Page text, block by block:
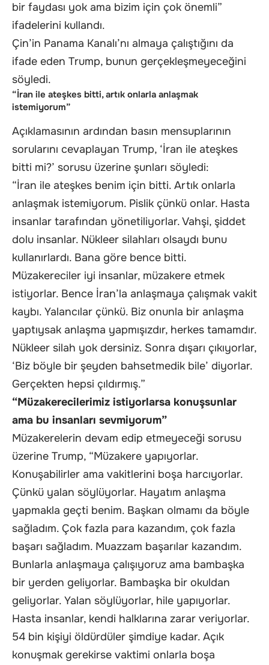
bir faydası yok ama bizim için çok önemli”
ifadelerini kullandı.
Çin’in Panama Kanalı’nı almaya çalıştığını da
ifade eden Trump, bunun gerçekleşmeyeceğini
söyledi.
“İran ile ateşkes bitti, artık onlarla anlaşmak
istemiyorum”
Açıklamasının ardından basın mensuplarının
sorularını cevaplayan Trump, ‘İran ile ateşkes
bitti mi?’ sorusu üzerine şunları söyledi:
“İran ile ateşkes benim için bitti. Artık onlarla
anlaşmak istemiyorum. Pislik çünkü onlar. Hasta
insanlar tarafından yönetiliyorlar. Vahşi, şiddet
dolu insanlar. Nükleer silahları olsaydı bunu
kullanırlardı. Bana göre bence bitti.
Müzakereciler iyi insanlar, müzakere etmek
istiyorlar. Bence İran’la anlaşmaya çalışmak vakit
kaybı. Yalancılar çünkü. Biz onunla bir anlaşma
yaptıysak anlaşma yapmışızdır, herkes tamamdır.
Nükleer silah yok dersiniz. Sonra dışarı çıkıyorlar,
‘Biz böyle bir şeyden bahsetmedik bile’ diyorlar.
Gerçekten hepsi çıldırmış.”
“Müzakerecilerimiz istiyorlarsa konuşsunlar
ama bu insanları sevmiyorum”
Müzakerelerin devam edip etmeyeceği sorusu
üzerine Trump, “Müzakere yapıyorlar.
Konuşabilirler ama vakitlerini boşa harcıyorlar.
Çünkü yalan söylüyorlar. Hayatım anlaşma
yapmakla geçti benim. Başkan olmamı da böyle
sağladım. Çok fazla para kazandım, çok fazla
başarı sağladım. Muazzam başarılar kazandım.
Bunlarla anlaşmaya çalışıyoruz ama bambaşka
bir yerden geliyorlar. Bambaşka bir okuldan
geliyorlar. Yalan söylüyorlar, hile yapıyorlar.
Hasta insanlar, kendi halklarına zarar veriyorlar.
54 bin kişiyi öldürdüler şimdiye kadar. Açık
konuşmak gerekirse vaktimi onlarla boşa